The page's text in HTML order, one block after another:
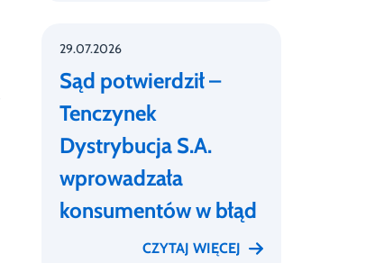
29.07.2026
Sąd potwierdził –
Tenczynek
Dystrybucja S.A.
wprowadzała
konsumentów w błąd
CZYTAJ WIĘCEJ